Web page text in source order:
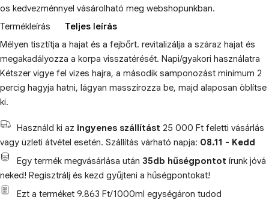
os kedvezménnyel vásárolható meg webshopunkban.
Termékleírás
Teljes leírás
Mélyen tisztítja a hajat és a fejbőrt. revitalizálja a száraz hajat és
megakadályozza a korpa visszatérését. Napi/gyakori használatra
Kétszer vigye fel vizes hajra, a második samponozást minimum 2
percig hagyja hatni, lágyan masszírozza be, majd alaposan öblítse
ki.
Használd ki az ingyenes szállítást 25 000 Ft feletti vásárlás
vagy üzleti átvétel esetén. Szállítás várható napja: 08.11 - Kedd
Egy termék megvásárlása után 35db hűségpontot írunk jóvá
neked! Regisztrálj és kezd gyűjteni a hűségpontokat!
Ezt a terméket 9.863 Ft/1000ml egységáron tudod